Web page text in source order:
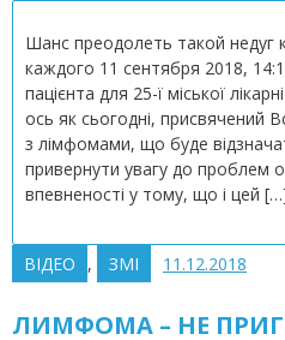
Шанс преодолеть такой недуг
каждого 11 сентября 2018,
пацієнта для 25-ї міської
ось як сьогодні, присвячений
з лімфомами, що буде
привернути увагу до проблем
впевненості у тому, що і цей
ВІДЕО , ЗМІ 11.12.2018
ЛИМФОМА – НЕ